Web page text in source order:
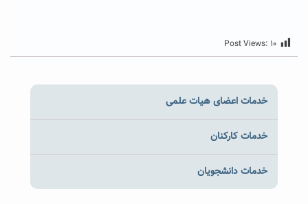
Post Views: ۱۰
خدمات اعضای هیات علمی
خدمات کارکنان
خدمات دانشجویان